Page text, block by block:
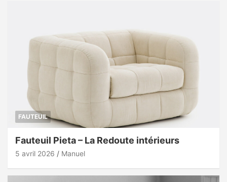
FAUTEUIL
Fauteuil Pieta – La Redoute intérieurs
5 avril 2026 Manuel